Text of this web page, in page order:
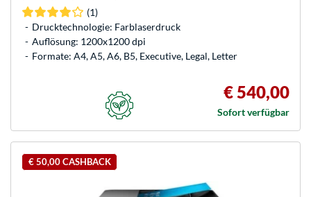
(1)
Drucktechnologie: Farblaserdruck
Auflösung: 1200x1200 dpi
Formate: A4, A5, A6, B5, Executive, Legal, Letter
€ 540,00
Sofort verfügbar
€ 50,00 CASHBACK